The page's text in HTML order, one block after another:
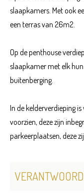
slaapkamers. Met ook
een terras van 26m2.
Op de penthouse
slaapkamer met elk
buitenberging.
In de kelderverdieping
voorzien, deze zijn
parkeerplaatsen, deze